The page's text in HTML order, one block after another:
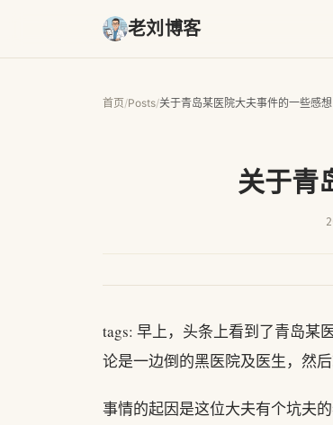
老刘博客
首页/Posts/关于青岛某医院大夫事件的一些感想
关于青
tags: 早上，头条上看到了青岛某
论是一边倒的黑医院及医生，然后
事情的起因是这位大夫有个坑夫